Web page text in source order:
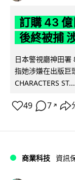
訂購 43
後終被捕
日本警視廳神田署
指她涉嫌在出版巨
CHARACTERS ST...
49 7 ↗
商業科技 資訊